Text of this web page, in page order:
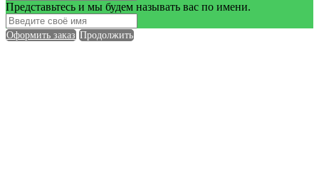
Представьтесь и мы будем называть вас по имени.
Оформить заказ Продолжить